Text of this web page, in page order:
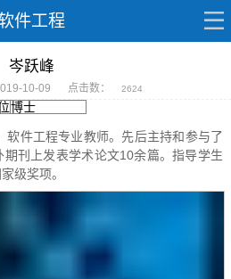
件工程
岑跃峰
10-09 点击数： 2624
博士
软件工程专业教师。先后主持和参与了
刊上发表学术论文10余篇。指导学生
级奖项。